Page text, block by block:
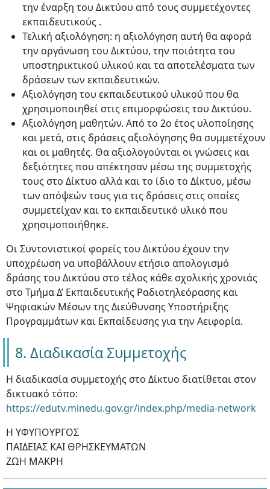
την έναρξη του Δικτύου από τους συμμετέχοντες
εκπαιδευτικούς .
Τελική αξιολόγηση: η αξιολόγηση αυτή θα αφορά
την οργάνωση του Δικτύου, την ποιότητα του
υποστηρικτικού υλικού και τα αποτελέσματα των
δράσεων των εκπαιδευτικών.
Αξιολόγηση του εκπαιδευτικού υλικού που θα
χρησιμοποιηθεί στις επιμορφώσεις του Δικτύου.
Αξιολόγηση μαθητών. Από το 2ο έτος υλοποίησης
και μετά, στις δράσεις αξιολόγησης θα συμμετέχουν
και οι μαθητές. Θα αξιολογούνται οι γνώσεις και
δεξιότητες που απέκτησαν μέσω της συμμετοχής
τους στο Δίκτυο αλλά και το ίδιο το Δίκτυο, μέσω
των απόψεών τους για τις δράσεις στις οποίες
συμμετείχαν και το εκπαιδευτικό υλικό που
χρησιμοποιήθηκε.
Οι Συντονιστικοί φορείς του Δικτύου έχουν την
υποχρέωση να υποβάλλουν ετήσιο απολογισμό
δράσης του Δικτύου στο τέλος κάθε σχολικής χρονιάς
στο Τμήμα Δ’ Εκπαιδευτικής Ραδιοτηλεόρασης και
Ψηφιακών Μέσων της Διεύθυνσης Υποστήριξης
Προγραμμάτων και Εκπαίδευσης για την Αειφορία.
8. Διαδικασία Συμμετοχής
Η διαδικασία συμμετοχής στο Δίκτυο διατίθεται στον
δικτυακό τόπο:
https://edutv.minedu.gov.gr/index.php/media-network
Η ΥΦΥΠΟΥΡΓΟΣ
ΠΑΙΔΕΙΑΣ ΚΑΙ ΘΡΗΣΚΕΥΜΑΤΩΝ
ΖΩΗ ΜΑΚΡΗ